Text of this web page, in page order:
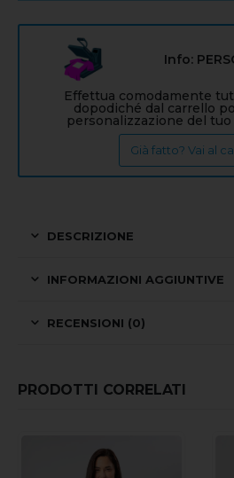
Info:
Effettua comodamente
dopodiché dal carrello
personalizzazione del
Già fatto? Vai al
DESCRIZIONE
INFORMAZIONI AGGIUNTIVE
RECENSIONI (0)
PRODOTTI CORRELATI